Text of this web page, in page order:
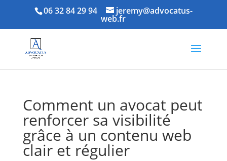
06 32 84 29 94 jeremy@advocatus-
web.fr
Comment un avocat peut
renforcer sa visibilité
grâce à un contenu web
clair et régulier